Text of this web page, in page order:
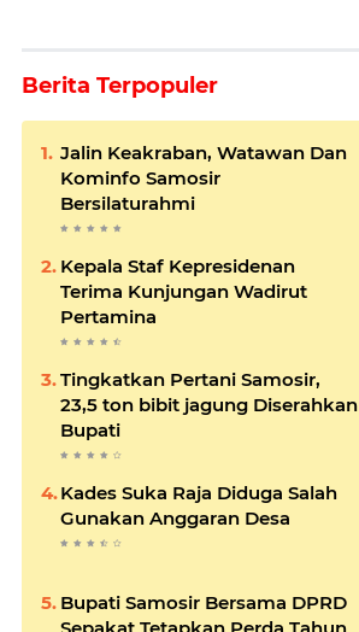
Berita Terpopuler
Jalin Keakraban, Watawan Dan
Kominfo Samosir
Bersilaturahmi
Kepala Staf Kepresidenan
Terima Kunjungan Wadirut
Pertamina
Tingkatkan Pertani Samosir,
23,5 ton bibit jagung Diserahkan
Bupati
Kades Suka Raja Diduga Salah
Gunakan Anggaran Desa
Bupati Samosir Bersama DPRD
Sepakat Tetapkan Perda Tahun